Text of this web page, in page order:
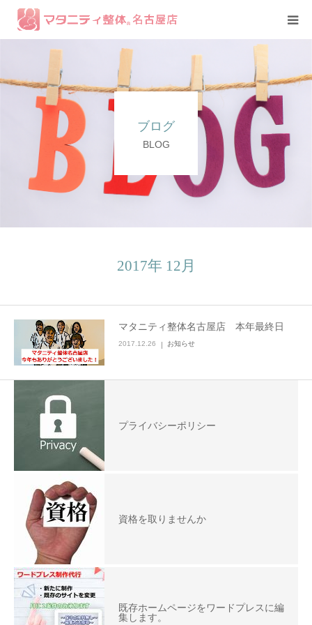
ブログ
BLOG
2017年 12月
マタニティ整体名古屋店 本年最終日
2017.12.26 お知らせ
プライバシーポリシー
資格を取りませんか
既存ホームページをワードプレスに編
集します。
コース紹介
症例
スタッフ